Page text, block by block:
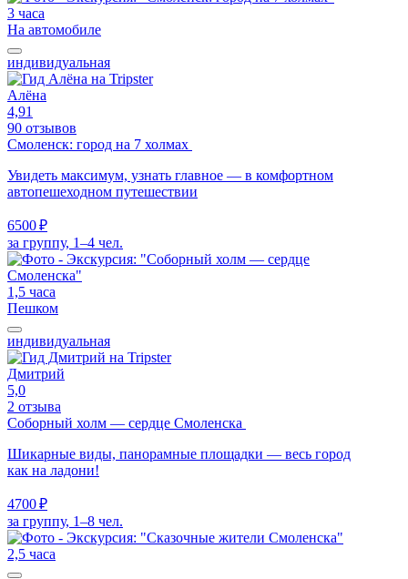
3 часа
На автомобиле
индивидуальная
Алёна
4,91
90 отзывов
Смоленск: город на 7 холмах
Увидеть максимум, узнать главное — в комфортном
автопешеходном путешествии
6500 ₽
за группу, 1–4 чел.
1,5 часа
Пешком
индивидуальная
Дмитрий
5,0
2 отзыва
Соборный холм — сердце Смоленска
Шикарные виды, панорамные площадки — весь город
как на ладони!
4700 ₽
за группу, 1–8 чел.
2,5 часа